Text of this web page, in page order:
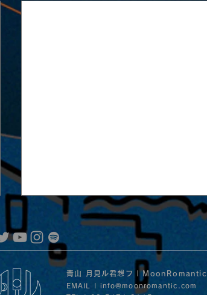
青山 月見ル君想フ | MoonRomantic
EMAIL |
info@moonromantic.com